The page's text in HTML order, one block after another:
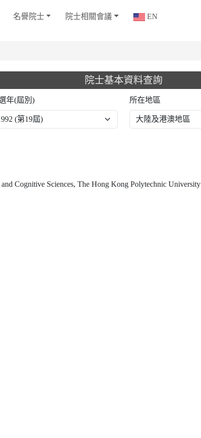
名譽院士 院士相關會議 EN
院士基本資料查詢
年(屆別) 所在地區
Cognitive Sciences, The Hong Kong Polytechnic University